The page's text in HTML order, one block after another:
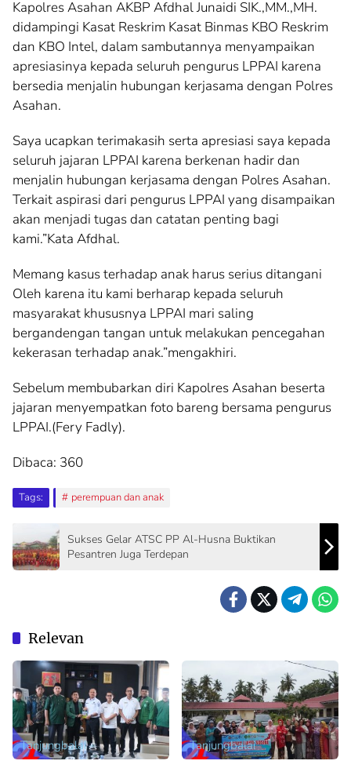
Kapolres Asahan AKBP Afdhal Junaidi SIK.,MM.,MH.
didampingi Kasat Reskrim Kasat Binmas KBO Reskrim
dan KBO Intel, dalam sambutannya menyampaikan
apresiasinya kepada seluruh pengurus LPPAI karena
bersedia menjalin hubungan kerjasama dengan Polres
Asahan.
Saya ucapkan terimakasih serta apresiasi saya kepada
seluruh jajaran LPPAI karena berkenan hadir dan
menjalin hubungan kerjasama dengan Polres Asahan.
Terkait aspirasi dari pengurus LPPAI yang disampaikan
akan menjadi tugas dan catatan penting bagi
kami.”Kata Afdhal.
Memang kasus terhadap anak harus serius ditangani
Oleh karena itu kami berharap kepada seluruh
masyarakat khususnya LPPAI mari saling
bergandengan tangan untuk melakukan pencegahan
kekerasan terhadap anak.”mengakhiri.
Sebelum membubarkan diri Kapolres Asahan beserta
jajaran menyempatkan foto bareng bersama pengurus
LPPAI.(Fery Fadly).
Dibaca: 360
Tags: perempuan dan anak
Sukses Gelar ATSC PP Al-Husna Buktikan
Pesantren Juga Terdepan
Relevan
Tanjungbalai Tanjungbalai